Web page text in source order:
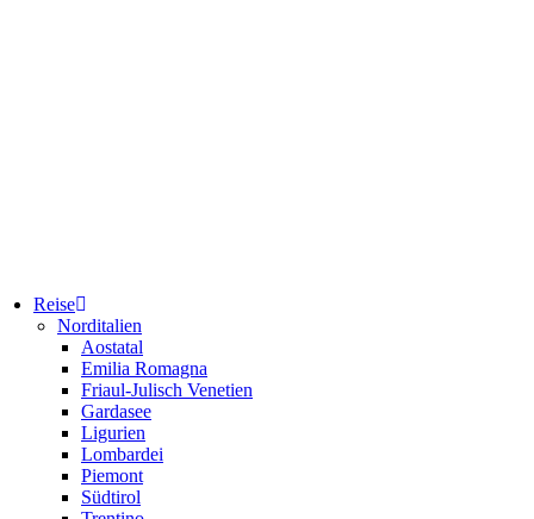
Reise
Norditalien
Aostatal
Emilia Romagna
Friaul-Julisch Venetien
Gardasee
Ligurien
Lombardei
Piemont
Südtirol